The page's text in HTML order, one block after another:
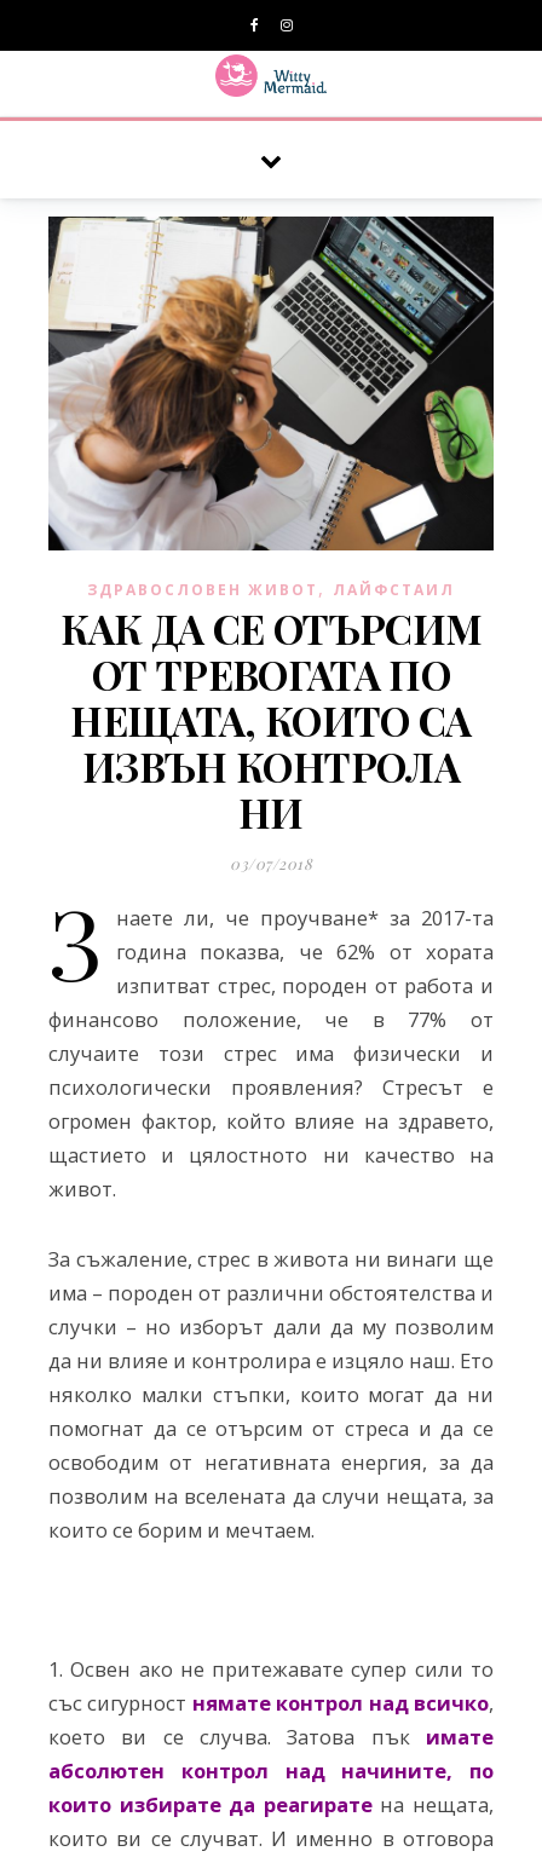
ЗДРАВОСЛОВЕН ЖИВОТ , ЛАЙФСТАИЛ
КАК ДА СЕ ОТЪРСИМ
ОТ ТРЕВОГАТА ПО
НЕЩАТА, КОИТО СА
ИЗВЪН КОНТРОЛА
НИ
03/07/2018
З
наете ли, че проучване* за 2017-та
година показва, че 62% от хората
изпитват стрес, породен от работа и
финансово положение, че в 77% от
случаите този стрес има физически и
психологически проявления? Стресът е
огромен фактор, който влияе на здравето,
щастието и цялостното ни качество на
живот.
За съжаление, стрес в живота ни винаги ще
има – породен от различни обстоятелства и
случки – но изборът дали да му позволим
да ни влияе и контролира е изцяло наш. Ето
няколко малки стъпки, които могат да ни
помогнат да се отърсим от стреса и да се
освободим от негативната енергия, за да
позволим на вселената да случи нещата, за
които се борим и мечтаем.
1. Освен ако не притежавате супер сили то
със сигурност нямате контрол над всичко,
което ви се случва. Затова пък имате
абсолютен контрол над начините, по
които избирате да реагирате на нещата,
които ви се случват. И именно в отговора